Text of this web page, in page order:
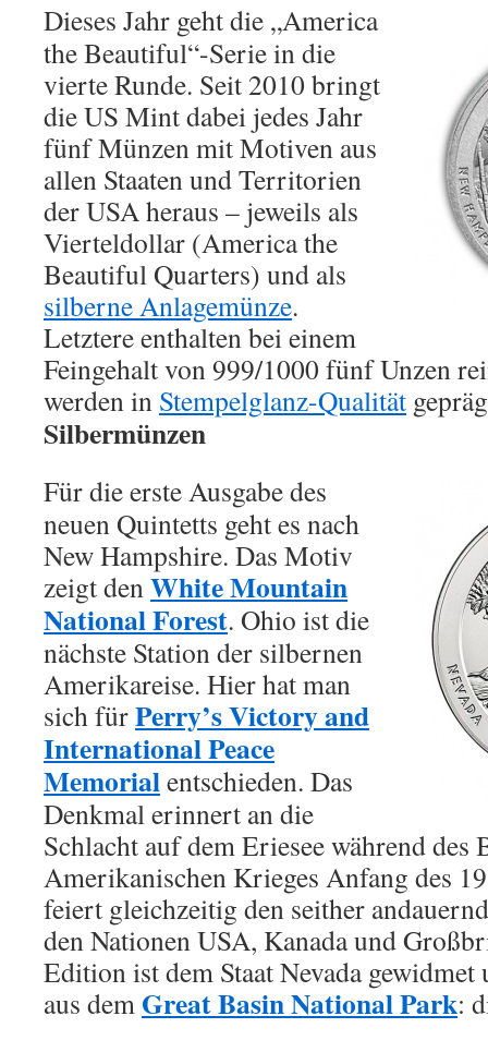
Dieses Jahr geht die „America
the Beautiful“-Serie in die
vierte Runde. Seit 2010 bringt
die US Mint dabei jedes Jahr
fünf Münzen mit Motiven aus
allen Staaten und Territorien
der USA heraus – jeweils als
Vierteldollar (America the
Beautiful Quarters) und als
silberne Anlagemünze.
Letztere enthalten bei einem
Feingehalt von 999/1000 fünf Unzen
werden in Stempelglanz-Qualität
Silbermünzen
Für die erste Ausgabe des
neuen Quintetts geht es nach
New Hampshire. Das Motiv
zeigt denWhite Mountain
National Forest. Ohio ist die
nächste Station der silbernen
Amerikareise. Hier hat man
sich fürPerry’s Victory and
International Peace
Memorialentschieden. Das
Denkmal erinnert an die
Schlacht auf dem Eriesee während des
Amerikanischen Krieges Anfang des
feiert gleichzeitig den seither
den Nationen USA, Kanada und
Edition ist dem Staat Nevada
aus dem Great Basin National Park: